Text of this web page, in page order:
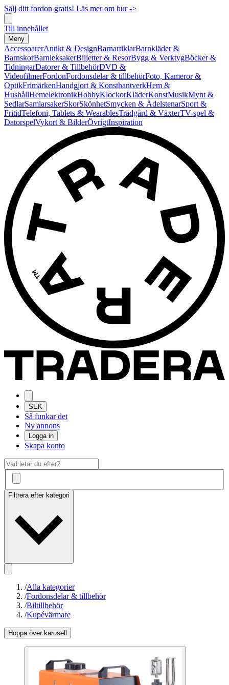
Sälj ditt fordon gratis! Läs mer om hur ->
Till innehållet
Meny
AccessoarerAntikt & DesignBarnartiklarBarnkläder &
BarnskorBarnleksakerBiljetter & ResorBygg & VerktygBöcker &
TidningarDatorer & TillbehörDVD &
VideofilmerFordonFordonsdelar & tillbehörFoto, Kameror &
OptikFrimärkenHandgjort & KonsthantverkHem &
HushållHemelektronikHobbyKlockorKläderKonstMusikMynt &
SedlarSamlarsakerSkorSkönhetSmycken & ÄdelstenarSport &
FritidTelefoni, Tablets & WearablesTrädgård & VäxterTV-spel &
DatorspelVykort & BilderÖvrigtInspiration
SEK
Så funkar det
Ny annons
Logga in
Skapa konto
Filtrera efter kategori
/Alla kategorier
/Fordonsdelar & tillbehör
/Biltillbehör
/Kupévärmare
Hoppa över karusell